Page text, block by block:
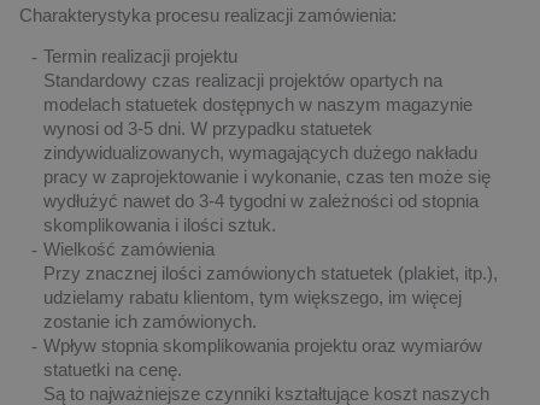
Charakterystyka procesu realizacji zamówienia:
Termin realizacji projektu
Standardowy czas realizacji projektów opartych na
modelach statuetek dostępnych w naszym magazynie
wynosi od 3-5 dni. W przypadku statuetek
zindywidualizowanych, wymagających dużego nakładu
pracy w zaprojektowanie i wykonanie, czas ten może się
wydłużyć nawet do 3-4 tygodni w zależności od stopnia
skomplikowania i ilości sztuk.
Wielkość zamówienia
Przy znacznej ilości zamówionych statuetek (plakiet, itp.),
udzielamy rabatu klientom, tym większego, im więcej
zostanie ich zamówionych.
Wpływ stopnia skomplikowania projektu oraz wymiarów
statuetki na cenę.
Są to najważniejsze czynniki kształtujące koszt naszych